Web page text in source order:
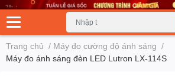
Trang chủ / Máy đo cường độ ánh sáng /
Máy đo ánh sáng đèn LED Lutron LX-114S